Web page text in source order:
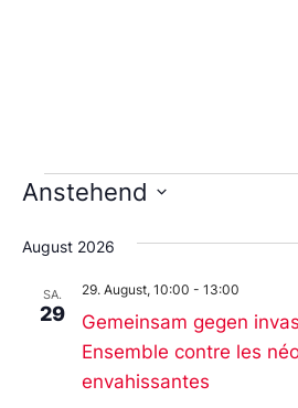
Anstehend
wählen.
August 2026
SA.
29
Gemeinsam gegen
Ensemble contre les
envahissantes
29. August, 10:00 - 13:00